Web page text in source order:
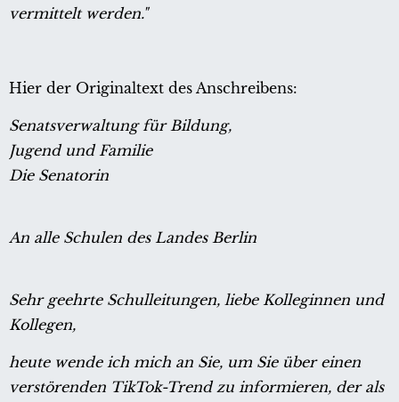
vermittelt werden."
Hier der Originaltext des Anschreibens:
Senatsverwaltung für Bildung,
Jugend und Familie
Die Senatorin
An alle Schulen des Landes Berlin
Sehr geehrte Schulleitungen, liebe Kolleginnen und
Kollegen,
heute wende ich mich an Sie, um Sie über einen
verstörenden TikTok-Trend zu informieren, der als